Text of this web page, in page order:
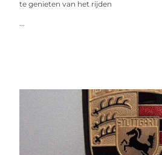
te genieten van het rijden
...